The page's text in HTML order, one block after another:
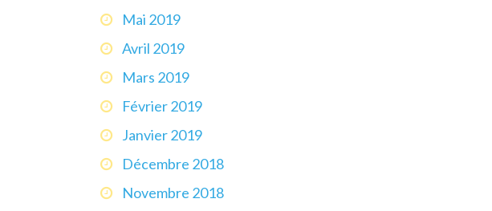
Mai 2019
Avril 2019
Mars 2019
Février 2019
Janvier 2019
Décembre 2018
Novembre 2018